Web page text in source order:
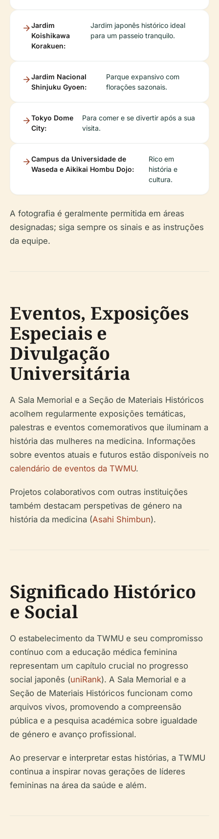
Jardim
Koishikawa
Korakuen:
Jardim japonês histórico ideal
para um passeio tranquilo.
Jardim Nacional
Shinjuku Gyoen:
Parque expansivo com
florações sazonais.
Tokyo Dome
City:
Para comer e se divertir após a sua
visita.
Campus da Universidade de
Waseda e Aikikai Hombu Dojo:
Rico em
história e
cultura.
A fotografia é geralmente permitida em áreas
designadas; siga sempre os sinais e as instruções
da equipe.
Eventos, Exposições
Especiais e
Divulgação
Universitária
A Sala Memorial e a Seção de Materiais Históricos
acolhem regularmente exposições temáticas,
palestras e eventos comemorativos que iluminam a
história das mulheres na medicina. Informações
sobre eventos atuais e futuros estão disponíveis no
calendário de eventos da TWMU.
Projetos colaborativos com outras instituições
também destacam perspetivas de género na
história da medicina (Asahi Shimbun).
Significado Histórico
e Social
O estabelecimento da TWMU e seu compromisso
contínuo com a educação médica feminina
representam um capítulo crucial no progresso
social japonês (uniRank). A Sala Memorial e a
Seção de Materiais Históricos funcionam como
arquivos vivos, promovendo a compreensão
pública e a pesquisa académica sobre igualdade
de género e avanço profissional.
Ao preservar e interpretar estas histórias, a TWMU
continua a inspirar novas gerações de líderes
femininas na área da saúde e além.